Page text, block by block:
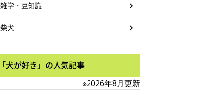
雑学・豆知識
柴犬
「犬が好き」の人気記事
※2026年8月更新